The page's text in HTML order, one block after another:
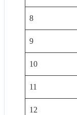
8
9
10
11
12